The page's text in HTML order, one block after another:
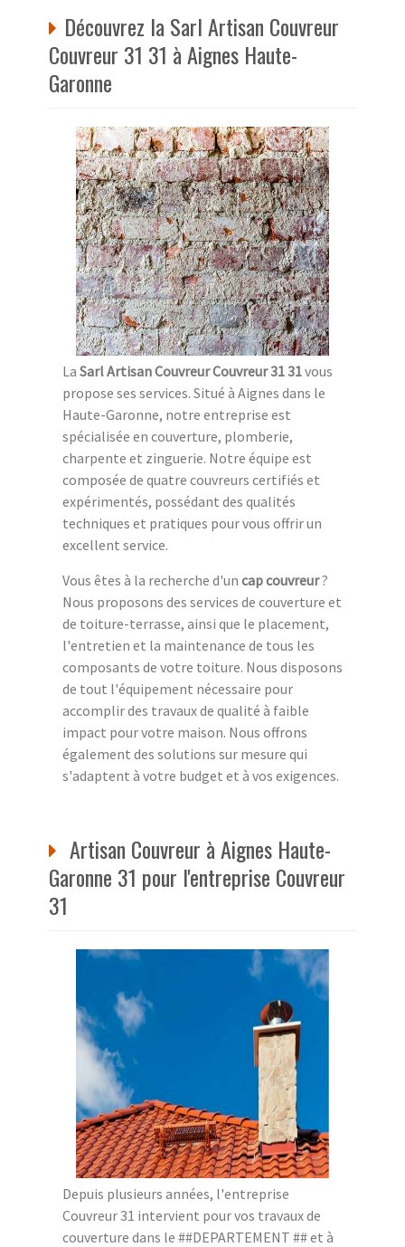
Découvrez la Sarl Artisan Couvreur
Couvreur 31 31 à Aignes Haute-
Garonne
La Sarl Artisan Couvreur Couvreur 31 31vous
propose ses services. Situé à Aignes dans le
Haute-Garonne, notre entreprise est
spécialisée en couverture, plomberie,
charpente et zinguerie. Notre équipe est
composée de quatre couvreurs certifiés et
expérimentés, possédant des qualités
techniques et pratiques pour vous offrir un
excellent service.
Vous êtes à la recherche d'un cap couvreur?
Nous proposons des services de couverture et
de toiture-terrasse, ainsi que le placement,
l'entretien et la maintenance de tous les
composants de votre toiture. Nous disposons
de tout l'équipement nécessaire pour
accomplir des travaux de qualité à faible
impact pour votre maison. Nous offrons
également des solutions sur mesure qui
s'adaptent à votre budget et à vos exigences.
Artisan Couvreur à Aignes Haute-
Garonne 31 pour l'entreprise Couvreur
31
Depuis plusieurs années, l'entreprise
Couvreur 31 intervient pour vos travaux de
couverture dans le ##DEPARTEMENT ## et à